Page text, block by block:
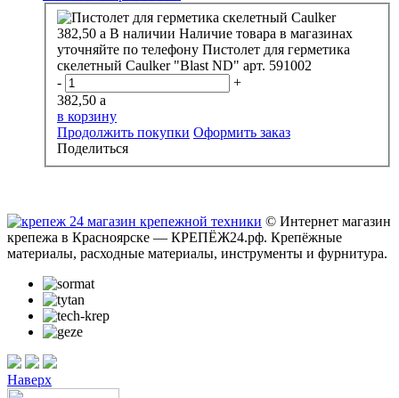
382,50 a В наличии Наличие товара в магазинах
уточняйте по телефону Пистолет для герметика
скелетный Caulker "Blast ND" арт. 591002
-
+
382,50 a
в корзину
Продолжить покупки Оформить заказ
Поделиться
© Интернет магазин
крепежа в Красноярске — КРЕПЁЖ24.рф. Крепёжные
материалы, расходные материалы, инструменты и фурнитура.
Наверх